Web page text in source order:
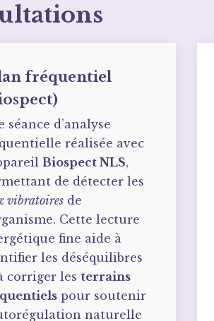
fréquentiel
séance d’analyse
réalisée avec
Biospect NLS,
de détecter les
vibratoires de
Cette lecture
fine aide à
les déséquilibres
corriger les terrains
pour soutenir
naturelle